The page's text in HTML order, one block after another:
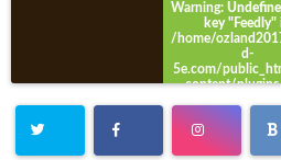
Warning:
key "Feedly"
/home/
d-
5e.com/
content/